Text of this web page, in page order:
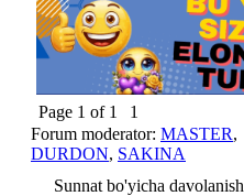
Page 1 of 1 1
Forum moderator: MASTER,
DURDON, SAKINA
Sunnat bo'yicha davolanish